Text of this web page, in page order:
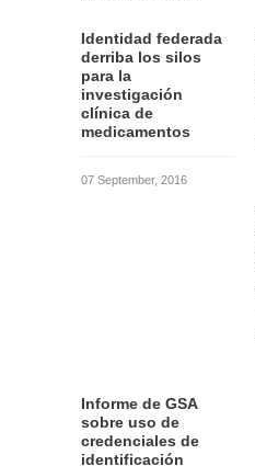
Identidad federada
derriba los silos
para la
investigación
clínica de
medicamentos
07 September, 2016
Informe de GSA
sobre uso de
credenciales de
identificación